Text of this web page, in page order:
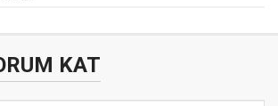
KAT